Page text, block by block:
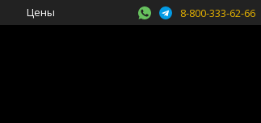
Цены 8-800-333-62-66